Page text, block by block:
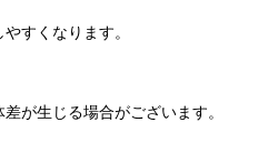
すくなります。
が生じる場合がございます。